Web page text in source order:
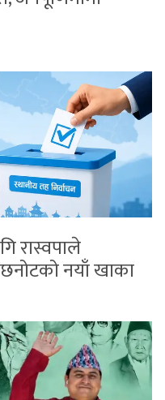
रास्वपाले
नयाँ खाका